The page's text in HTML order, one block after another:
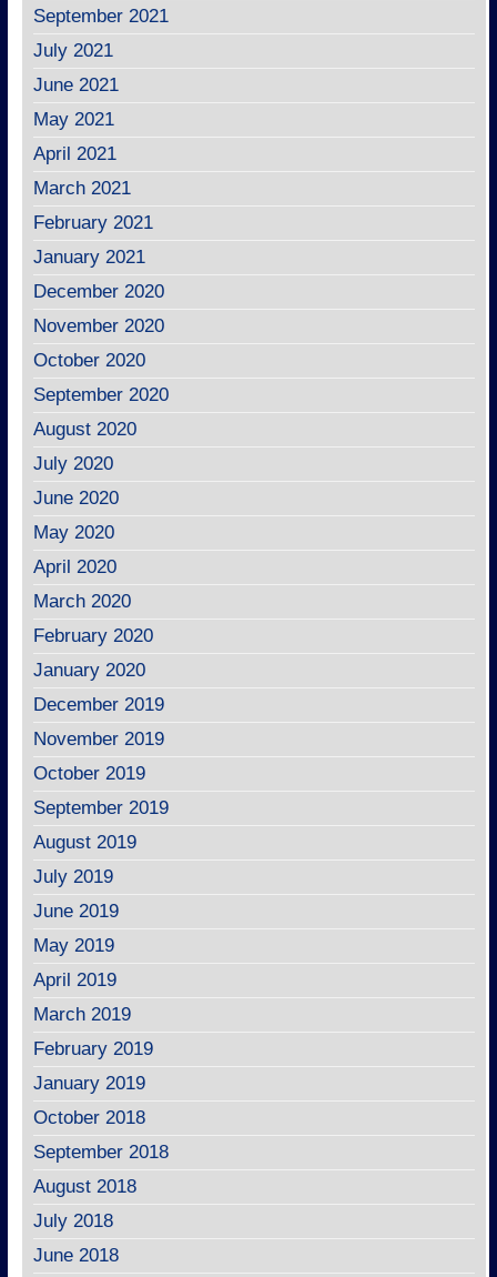
September 2021
July 2021
June 2021
May 2021
April 2021
March 2021
February 2021
January 2021
December 2020
November 2020
October 2020
September 2020
August 2020
July 2020
June 2020
May 2020
April 2020
March 2020
February 2020
January 2020
December 2019
November 2019
October 2019
September 2019
August 2019
July 2019
June 2019
May 2019
April 2019
March 2019
February 2019
January 2019
October 2018
September 2018
August 2018
July 2018
June 2018